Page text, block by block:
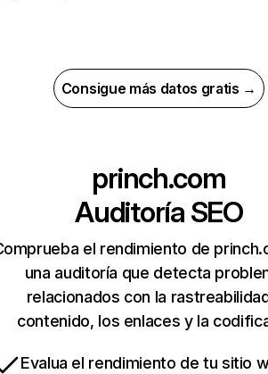
Consigue más datos gratis →
princh.com
Auditoría SEO
el rendimiento de
una auditoría que detecta
relacionados con la
contenido, los enlaces y la
Evalua el rendimiento de tu sitio